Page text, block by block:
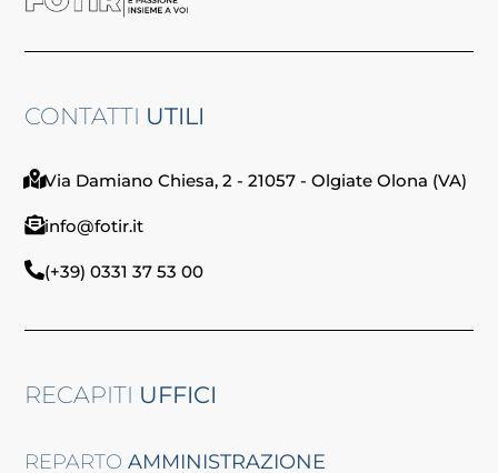
CONTATTI UTILI
Via Damiano Chiesa, 2 - 21057 - Olgiate Olona (VA)
info@fotir.it
(+39) 0331 37 53 00
RECAPITI UFFICI
REPARTOAMMINISTRAZIONE